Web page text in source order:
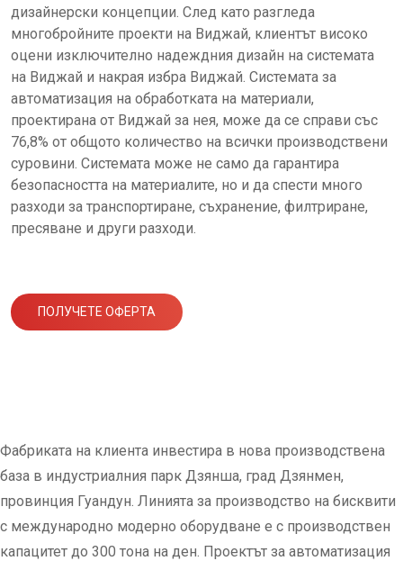
дизайнерски концепции. След като разгледа
многобройните проекти на Виджай, клиентът високо
оцени изключително надеждния дизайн на системата
на Виджай и накрая избра Виджай. Системата за
автоматизация на обработката на материали,
проектирана от Виджай за нея, може да се справи със
76,8% от общото количество на всички производствени
суровини. Системата може не само да гарантира
безопасността на материалите, но и да спести много
разходи за транспортиране, съхранение, филтриране,
пресяване и други разходи.
ПОЛУЧЕТЕ ОФЕРТА
Фабриката на клиента инвестира в нова производствена
база в индустриалния парк Дзянша, град Дзянмен,
провинция Гуандун. Линията за производство на бисквити
с международно модерно оборудване е с производствен
капацитет до 300 тона на ден. Проектът за автоматизация